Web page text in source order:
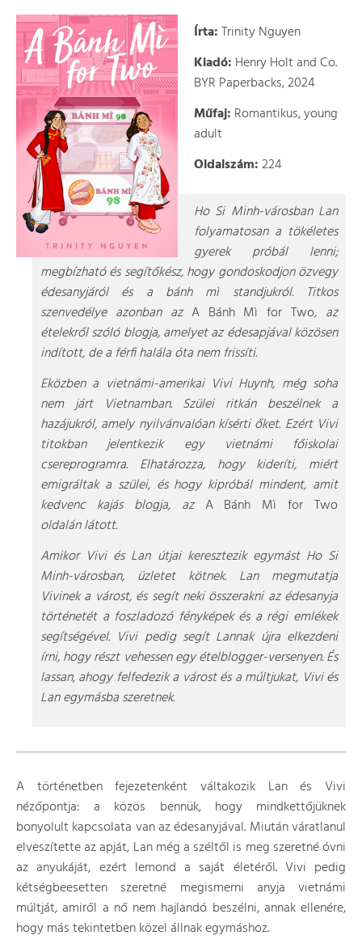
Írta:Trinity Nguyen
Kiadó: Henry Holt and Co.
BYR Paperbacks, 2024
Műfaj: Romantikus, young
adult
Oldalszám:224
Ho Si Minh-városban Lan
folyamatosan a tökéletes
gyerek próbál lenni;
megbízható és segítőkész, hogy gondoskodjon özvegy
édesanyjáról és a bánh mì standjukról. Titkos
szenvedélye azonban az A Bánh Mì for Two, az
ételekről szóló blogja, amelyet az édesapjával közösen
indított, de a férfi halála óta nem frissíti.
Eközben a vietnámi-amerikai Vivi Huynh, még soha
nem járt Vietnamban. Szülei ritkán beszélnek a
hazájukról, amely nyilvánvalóan kísérti őket. Ezért Vivi
titokban jelentkezik egy vietnámi főiskolai
csereprogramra. Elhatározza, hogy kideríti, miért
emigráltak a szülei, és hogy kipróbál mindent, amit
kedvenc kajás blogja, az A Bánh Mì for Two
oldalán látott.
Amikor Vivi és Lan útjai keresztezik egymást Ho Si
Minh-városban, üzletet kötnek. Lan megmutatja
Vivinek a várost, és segít neki összerakni az édesanyja
történetét a foszladozó fényképek és a régi emlékek
segítségével. Vivi pedig segít Lannak újra elkezdeni
írni, hogy részt vehessen egy ételblogger-versenyen. És
lassan, ahogy felfedezik a várost és a múltjukat, Vivi és
Lan egymásba szeretnek.
A történetben fejezetenként váltakozik Lan és Vivi
nézőpontja: a közös bennük, hogy mindkettőjüknek
bonyolult kapcsolata van az édesanyjával. Miután váratlanul
elveszítette az apját, Lan még a széltől is meg szeretné óvni
az anyukáját, ezért lemond a saját életéről. Vivi pedig
kétségbeesetten szeretné megismerni anyja vietnámi
múltját, amiről a nő nem hajlandó beszélni, annak ellenére,
hogy más tekintetben közel állnak egymáshoz.